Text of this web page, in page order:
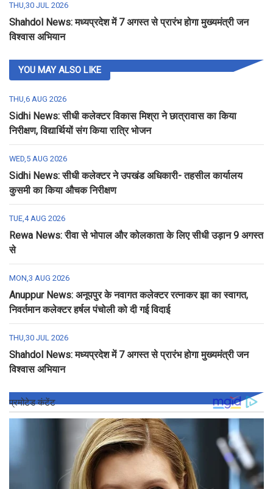
THU,30 JUL 2026
Shahdol News: मध्यप्रदेश में 7 अगस्त से प्रारंभ होगा मुख्यमंत्री जन
विश्वास अभियान
YOU MAY ALSO LIKE
THU,6 AUG 2026
Sidhi News: सीधी कलेक्टर विकास मिश्रा ने छात्रावास का किया
निरीक्षण, विद्यार्थियों संग किया रात्रि भोजन
WED,5 AUG 2026
Sidhi News: सीधी कलेक्टर ने उपखंड अधिकारी- तहसील कार्यालय
कुसमी का किया औचक निरीक्षण
TUE,4 AUG 2026
Rewa News: रीवा से भोपाल और कोलकाता के लिए सीधी उड़ान 9 अगस्त
से
MON,3 AUG 2026
Anuppur News: अनूपपुर के नवागत कलेक्टर रत्नाकर झा का स्वागत,
निवर्तमान कलेक्टर हर्षल पंचोली को दी गई विदाई
THU,30 JUL 2026
Shahdol News: मध्यप्रदेश में 7 अगस्त से प्रारंभ होगा मुख्यमंत्री जन
विश्वास अभियान